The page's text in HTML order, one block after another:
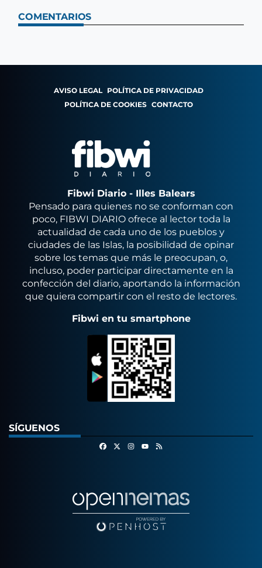
COMENTARIOS
AVISO LEGAL POLÍTICA DE PRIVACIDAD
POLÍTICA DE COOKIES CONTACTO
Fibwi Diario - Illes Balears
Pensado para quienes no se conforman con
poco, FIBWI DIARIO ofrece al lector toda la
actualidad de cada uno de los pueblos y
ciudades de las Islas, la posibilidad de opinar
sobre los temas que más le preocupan, o,
incluso, poder participar directamente en la
confección del diario, aportando la información
que quiera compartir con el resto de lectores.
Fibwi en tu smartphone
SÍGUENOS
FacebookInstagram